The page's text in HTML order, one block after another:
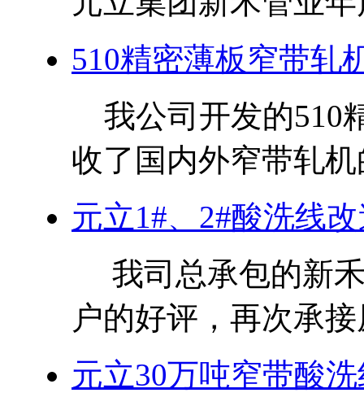
510精密薄板窄带轧
我公司开发的510
收了国内外窄带轧
元立1#、2#酸洗线
我司总承包的新禾
户的好评，再次承接
元立30万吨窄带酸